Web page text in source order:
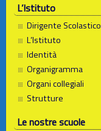
L’Istituto
Dirigente Scolastico
L’Istituto
Identità
Organigramma
Organi collegiali
Strutture
Le nostre scuole